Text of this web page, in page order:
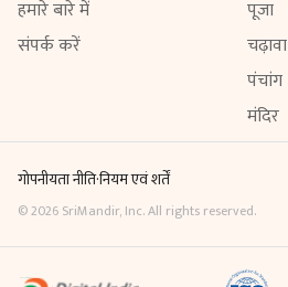
हमारे बारे में
संपर्क करें
पूजा
चढ़ावा
पंचांग
मंदिर
गोपनीयता नीति·नियम एवं शर्तें
©2026 SriMandir, Inc. All rights reserved.